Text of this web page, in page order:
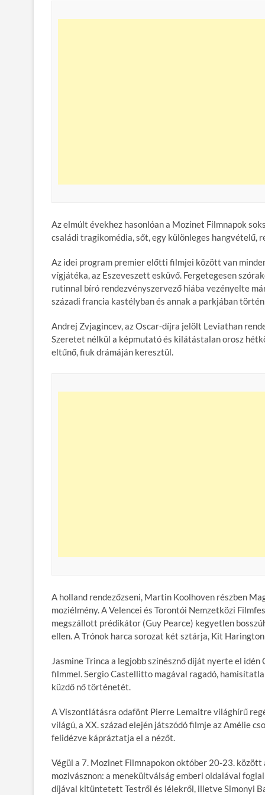
Az elmúlt évekhez hasonlóan a Mozinet Filmnapok
családi tragikomédia, sőt, egy különleges
Az idei program premier előtti filmjei között van
vígjátéka, az Eszeveszett esküvő. Fergetegesen
rutinnal bíró rendezvényszervező hiába vezényelte
századi francia kastélyban és annak a parkjában
Andrej Zvjagincev, az Oscar-díjra jelölt Leviathan
Szeretet nélkül a képmutató és kilátástalan orosz
eltűnő, fiuk drámáján keresztül.
A holland rendezőzseni, Martin Koolhoven részben
moziélmény. A Velencei és Torontói Nemzetközi
megszállott prédikátor (Guy Pearce) kegyetlen
ellen. A Trónok harca sorozat két sztárja, Kit
Jasmine Trinca a legjobb színésznő díját nyerte el
filmmel. Sergio Castellitto magával ragadó,
küzdő nő történetét.
A Viszontlátásra odafönt Pierre Lemaitre világhírű
világú, a XX. század elején játszódó filmje az Amélie
felidézve kápráztatja el a nézőt.
Végül a 7. Mozinet Filmnapokon október 20-23.
mozivásznon: a menekültválság emberi oldalával
díjával kitüntetett Testről és lélekről, illetve Simonyi